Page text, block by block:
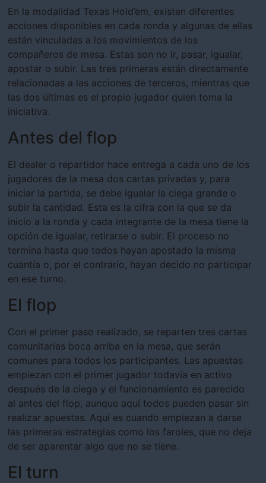
En la modalidad Texas Hold’em, existen diferentes
acciones disponibles en cada ronda y algunas de ellas
están vinculadas a los movimientos de los
compañeros de mesa. Estas son no ir, pasar, igualar,
apostar o subir. Las tres primeras están directamente
relacionadas a las acciones de terceros, mientras que
las dos últimas es el propio jugador quien toma la
iniciativa.
Antes del flop
El dealer o repartidor hace entrega a cada uno de los
jugadores de la mesa dos cartas privadas y, para
iniciar la partida, se debe igualar la ciega grande o
subir la cantidad. Esta es la cifra con la que se da
inicio a la ronda y cada integrante de la mesa tiene la
opción de igualar, retirarse o subir. El proceso no
termina hasta que todos hayan apostado la misma
cuantía o, por el contrario, hayan decido no participar
en ese turno.
El flop
Con el primer paso realizado, se reparten tres cartas
comunitarias boca arriba en la mesa, que serán
comunes para todos los participantes. Las apuestas
empiezan con el primer jugador todavía en activo
después de la ciega y el funcionamiento es parecido
al antes del flop, aunque aquí todos pueden pasar sin
realizar apuestas. Aquí es cuando empiezan a darse
las primeras estrategias como los faroles, que no deja
de ser aparentar algo que no se tiene.
El turn